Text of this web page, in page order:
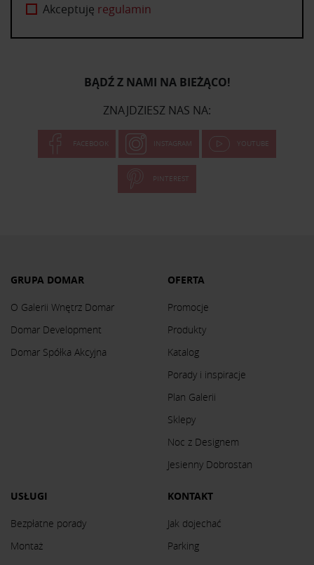
Akceptuję regulamin
BĄDŹ Z NAMI NA BIEŻĄCO!
ZNAJDZIESZ NAS NA:
FACEBOOK INSTAGRAM YOUTUBE
PINTEREST
GRUPA DOMAR
O Galerii Wnętrz Domar
Domar Development
Domar Spółka Akcyjna
OFERTA
Promocje
Produkty
Katalog
Porady i inspiracje
Plan Galerii
Sklepy
Noc z Designem
Jesienny Dobrostan
USŁUGI
Bezpłatne porady
Montaż
KONTAKT
Jak dojechać
Parking